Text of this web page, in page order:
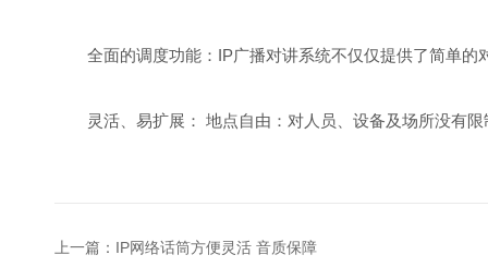
全面的调度功能：IP广播对讲系统不仅仅提供了简单的
灵活、易扩展： 地点自由：对人员、设备及场所没有限
上一篇： IP网络话筒方便灵活 音质保障